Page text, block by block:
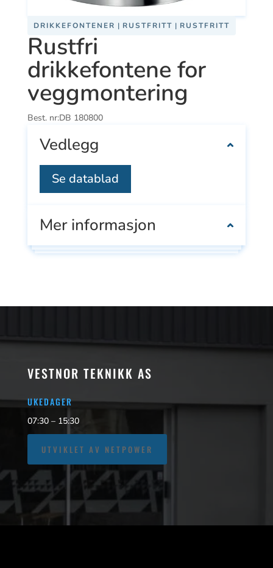
DRIKKEFONTENER | RUSTFRITT | RUSTFRITT
Rustfri
drikkefontene for
veggmontering
Best. nr:DB 180800
Vedlegg
Se datablad
Mer informasjon
VESTNOR TEKNIKK AS
UKEDAGER
07:30 – 15:30
UTVIKLET AV NETPOWER